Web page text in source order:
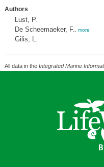
Authors
Lust, P.
De Scheemaeker, F.
more
Gilis, L.
All data in the Integrated Marine